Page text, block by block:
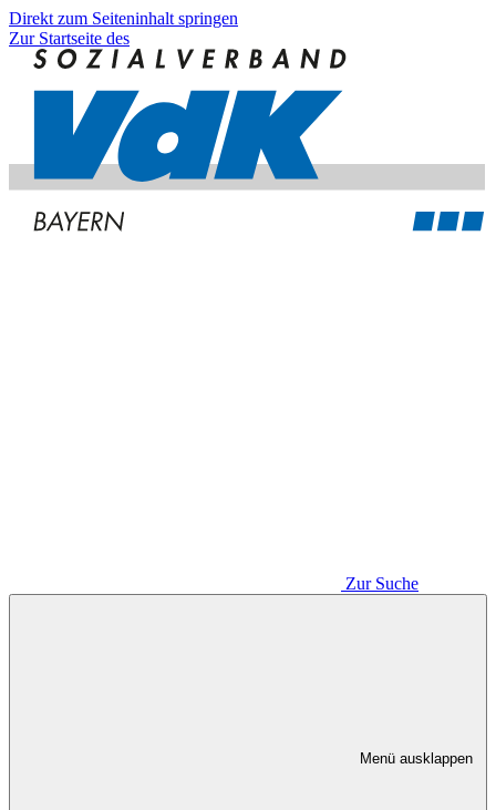
Direkt zum Seiteninhalt springen
Zur Startseite des
Zur Suche
Menü ausklappen